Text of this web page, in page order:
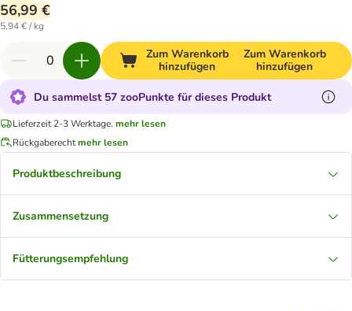
56,99 €
5,94 € / kg
Zum Warenkorb
hinzufügen
Zum Warenkorb
hinzufügen
Du sammelst 57 zooPunkte für dieses Produkt
Lieferzeit 2-3 Werktage. mehr lesen
Rückgaberechtmehr lesen
Produktbeschreibung
Zusammensetzung
Fütterungsempfehlung